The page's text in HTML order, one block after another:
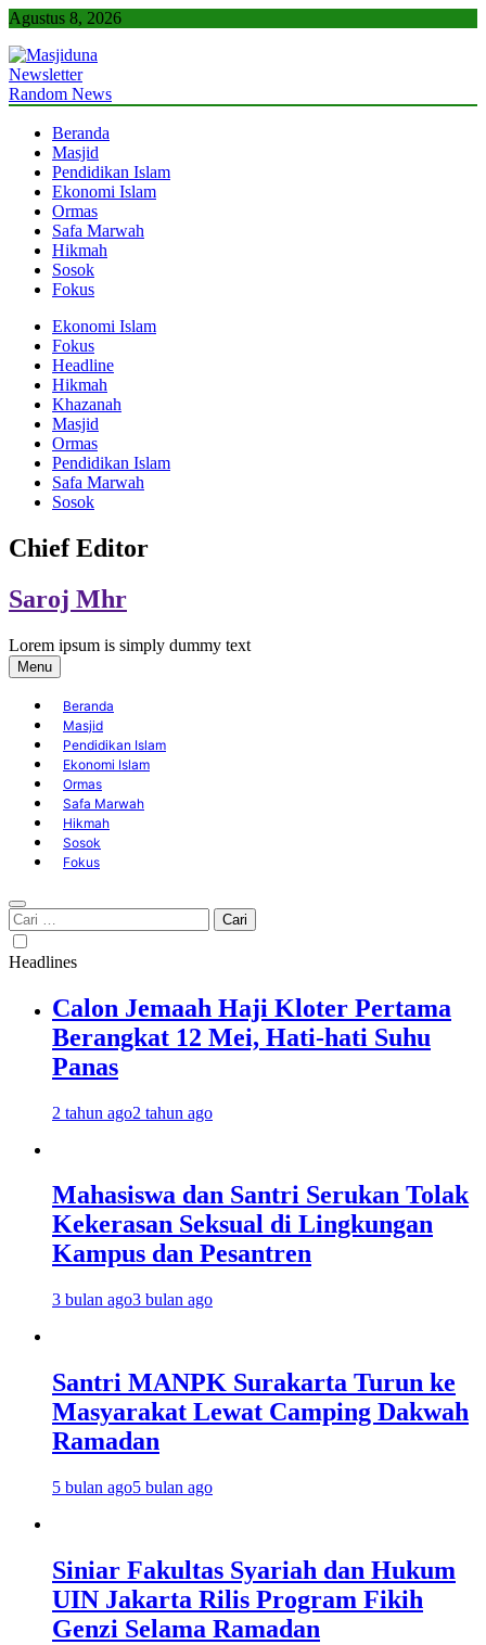
Skip
content
Agustus 8, 2026
Masjiduna
Referensi Berita Islam Indonesia
Newsletter
Random News
Beranda
Masjid
Pendidikan Islam
Ekonomi Islam
Ormas
Safa Marwah
Hikmah
Sosok
Fokus
Ekonomi Islam
Fokus
Headline
Hikmah
Khazanah
Masjid
Ormas
Pendidikan Islam
Safa Marwah
Sosok
Chief Editor
Saroj Mhr
Lorem ipsum is simply dummy text
Menu
Beranda
Masjid
Pendidikan Islam
Ekonomi Islam
Ormas
Safa Marwah
Hikmah
Sosok
Fokus
Cari
untuk:
Headlines
Calon Jemaah Haji Kloter Pertama
Berangkat 12 Mei, Hati-hati Suhu
Panas
2 tahun ago2 tahun ago
Mahasiswa dan Santri Serukan Tolak
Kekerasan Seksual di Lingkungan
Kampus dan Pesantren
3 bulan ago3 bulan ago
Santri MANPK Surakarta Turun ke
Masyarakat Lewat Camping Dakwah
Ramadan
5 bulan ago5 bulan ago
Siniar Fakultas Syariah dan Hukum
UIN Jakarta Rilis Program Fikih
Genzi Selama Ramadan